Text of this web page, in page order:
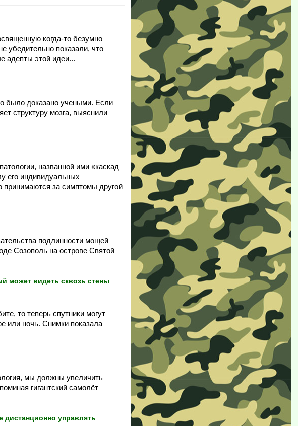
когда-то безумно
убедительно показали, что
адепты этой идеи...
было доказано учеными. Если
структуру мозга, выяснили
названной ими «каскад
его индивидуальных
за симптомы другой
подлинности мощей
Созополь на острове Святой
может видеть сквозь стены
то теперь спутники могут
или ночь. Снимки показала
мы должны увеличить
гигантский самолёт
управлять